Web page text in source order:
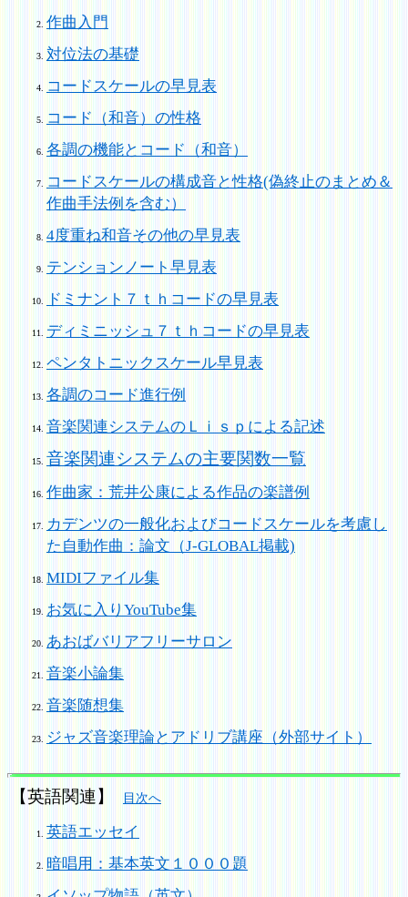
作曲入門
対位法の基礎
コードスケールの早見表
コード（和音）の性格
各調の機能とコード（和音）
コードスケールの構成音と性格(偽終止のまとめ＆
作曲手法例を含む）
4度重ね和音その他の早見表
テンションノート早見表
ドミナント７ｔｈコードの早見表
ディミニッシュ７ｔｈコードの早見表
ペンタトニックスケール早見表
各調のコード進行例
音楽関連システムのＬｉｓｐによる記述
音楽関連システムの主要関数一覧
作曲家：荒井公康による作品の楽譜例
カデンツの一般化およびコードスケールを考慮し
た自動作曲：論文（J-GLOBAL掲載)
MIDIファイル集
お気に入りYouTube集
あおばバリアフリーサロン
音楽小論集
音楽随想集
ジャズ音楽理論とアドリブ講座（外部サイト）
【英語関連】 目次へ
英語エッセイ
暗唱用：基本英文１０００題